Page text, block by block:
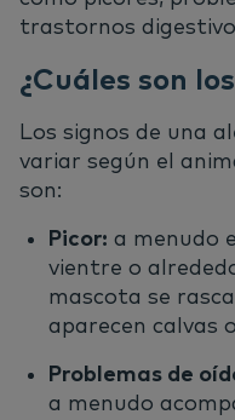
trastornos
¿Cuáles son
Los signos de una
variar según el
son:
Picor: a menudo
vientre o
mascota se
aparecen calvas
Problemas de
a menudo